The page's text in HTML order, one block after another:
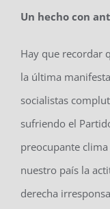
Un hecho con
Hay que recordar
la última
socialistas
sufriendo el
preocupante
nuestro país la
derecha